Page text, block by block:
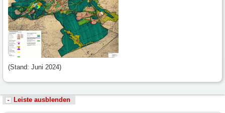
(Stand: Juni 2024)
Leiste ausblenden